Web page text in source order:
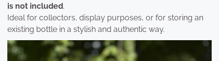
is not included.
Ideal for collectors, display purposes, or for storing an
existing bottle in a stylish and authentic way.